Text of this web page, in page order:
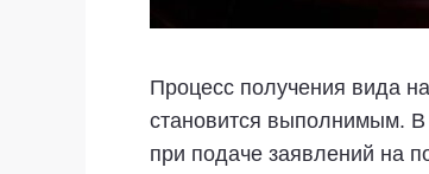
Процесс получения вида
становится выполнимым.
при подаче заявлений на